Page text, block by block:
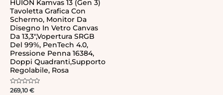
HUION Kamvas 13 (Gen 3)
Tavoletta Grafica Con
Schermo, Monitor Da
Disegno In Vetro Canvas
Da 13,3″,Vopertura SRGB
Del 99%, PenTech 4.0,
Pressione Penna 16384,
Doppi Quadranti,Supporto
Regolabile, Rosa
Rated
269,10 €